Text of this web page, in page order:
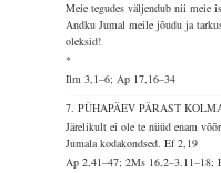
Meie tegudes väljendub nii meie
Andku Jumal meile jõudu ja
oleksid!
*
Ilm 3,1–6; Ap 17,16–34
7. PÜHAPÄEV PÄRAST
Järelikult ei ole te nüüd enam
Jumala kodakondsed.Ef 2,19
Ap 2,41–47; 2Ms 16,2–3.11–18;